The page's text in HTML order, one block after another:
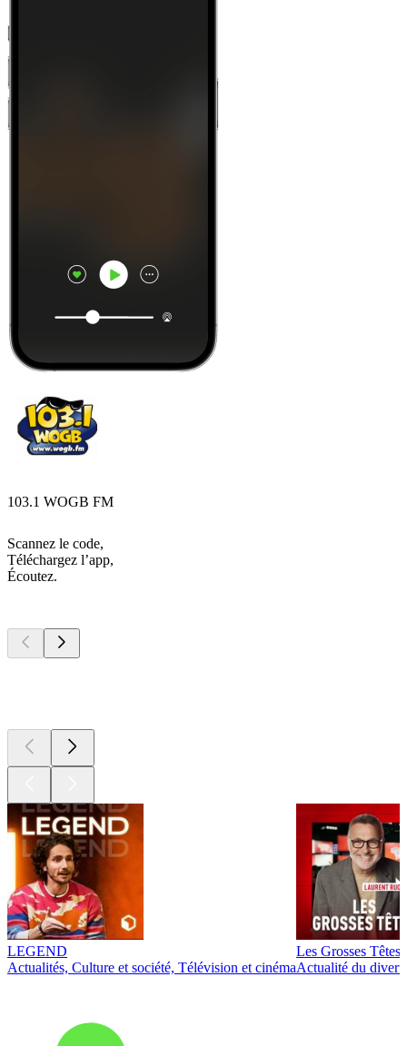
103.1 WOGB FM
Scannez le code,
Téléchargez l’app,
Écoutez.
LEGEND
Actualités, Culture et société, Télévision et cinéma
Les Grosses Têtes
Actualité du